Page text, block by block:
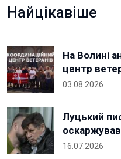
Найцікавіше
На Волині
центр
03.08.2026
Луцький
16.07.2026